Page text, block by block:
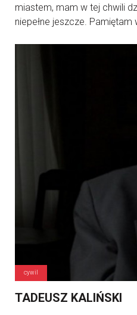
miastem, mam w tej chwili
niepełne jeszcze. Pamiętam
cywil
TADEUSZ KALIŃSKI